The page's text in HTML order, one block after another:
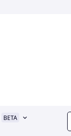
BETA